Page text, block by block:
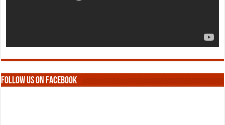
Follow us on Facebook